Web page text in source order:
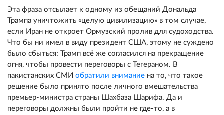
Эта фраза отсылает к одному из обещаний Дональда
Трампа уничтожить «целую цивилизацию» в том случае,
если Иран не откроет Ормузский пролив для судоходства.
Что бы ни имел в виду президент США, этому не суждено
было сбыться: Трамп всё же согласился на прекращение
огня, чтобы провести переговоры с Тегераном. В
пакистанских СМИ обратили внимание на то, что такое
решение было принято после личного вмешательства
премьер-министра страны Шахбаза Шарифа. Да и
переговоры должны были пройти не где-то, а в